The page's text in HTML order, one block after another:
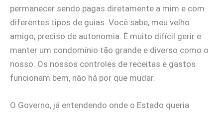
permanecer sendo pagas diretamente a mim e com
diferentes tipos de guias. Você sabe, meu velho
amigo, preciso de autonomia. É muito difícil gerir e
manter um condomínio tão grande e diverso como o
nosso. Os nossos controles de receitas e gastos
funcionam bem, não há por que mudar.
O Governo, já entendendo onde o Estado queria